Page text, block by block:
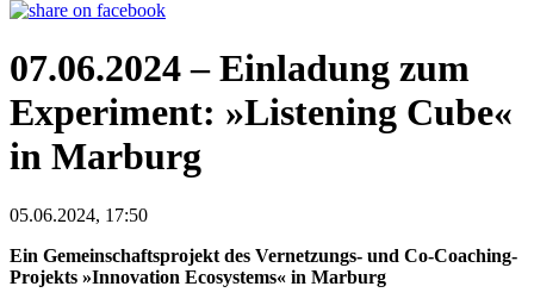
07.06.2024 – Einladung zum
Experiment: »Listening Cube«
in Marburg
05.06.2024, 17:50
Ein Gemeinschaftsprojekt des Vernetzungs- und Co-Coaching-
Projekts »Innovation Ecosystems« in Marburg